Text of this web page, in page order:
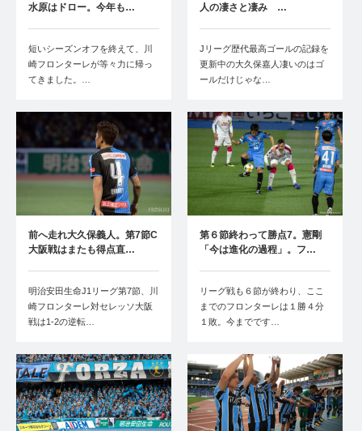
水原はドロー。今年も…
短いシーズンオフを終えて、川
崎フロンターレが等々力に帰っ
てきました。…
人の凄さと凄み …
Jリーグ歴代最高ゴールの記録を
更新中の大久保嘉人凄いのはゴ
ールだけじゃな…
前へ走れ大久保義人。第7節C
大阪戦はまたも得点直…
明治安田生命J1リーグ第7節、川
崎フロンターレ対セレッソ大阪
戦は1-2の逆転…
第６節終わって勝点7。憲剛
「今は進化の過程」。フ…
リーグ戦も６節が終わり、ここ
までのフロンターレは１勝４分
１敗。今までです…